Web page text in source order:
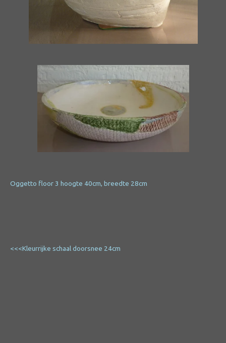
Oggetto floor 3 hoogte 40cm, breedte 28cm
<<<Kleurrijke schaal doorsnee 24cm